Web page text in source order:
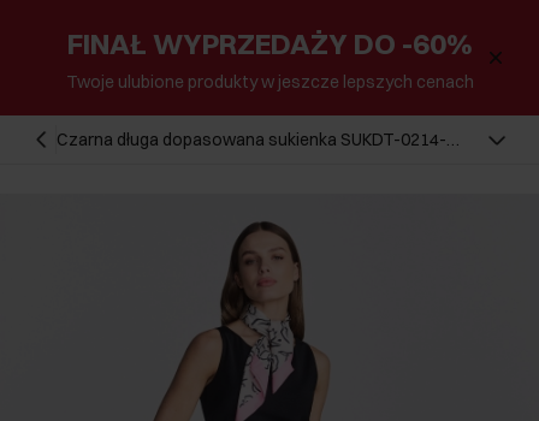
FINAŁ WYPRZEDAŻY DO -60%
Twoje ulubione produkty w jeszcze lepszych cenach
Czarna długa dopasowana sukienka SUKDT-0214-